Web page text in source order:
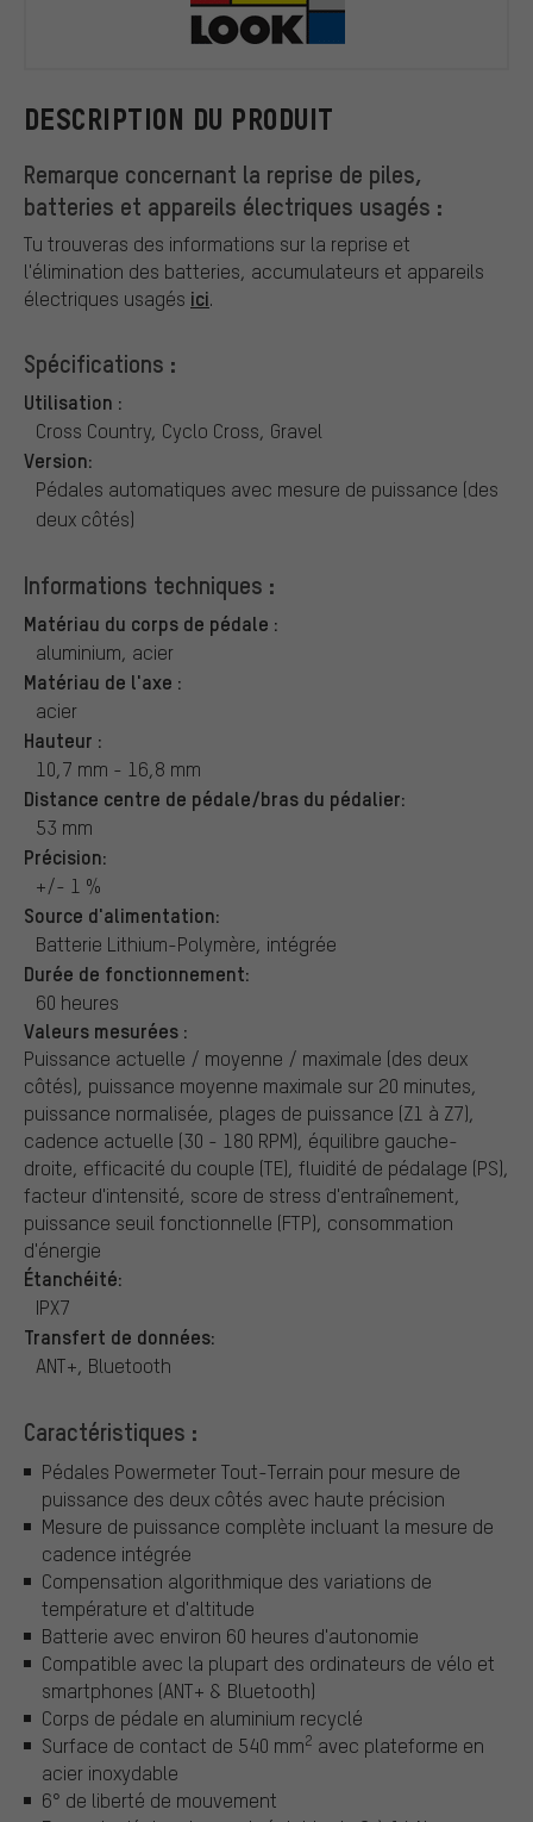
DESCRIPTION DU PRODUIT
Remarque concernant la reprise de piles,
batteries et appareils électriques usagés :
Tu trouveras des informations sur la reprise et
l'élimination des batteries, accumulateurs et appareils
électriques usagés ici.
Spécifications :
Utilisation :
Cross Country, Cyclo Cross, Gravel
Version:
Pédales automatiques avec mesure de puissance (des
deux côtés)
Informations techniques :
Matériau du corps de pédale :
aluminium, acier
Matériau de l'axe :
acier
Hauteur :
10,7 mm - 16,8 mm
Distance centre de pédale/bras du pédalier:
53 mm
Précision:
+/- 1 %
Source d'alimentation:
Batterie Lithium-Polymère, intégrée
Durée de fonctionnement:
60 heures
Valeurs mesurées :
Puissance actuelle / moyenne / maximale (des deux
côtés), puissance moyenne maximale sur 20 minutes,
puissance normalisée, plages de puissance (Z1 à Z7),
cadence actuelle (30 - 180 RPM), équilibre gauche-
droite, efficacité du couple (TE), fluidité de pédalage (PS),
facteur d'intensité, score de stress d'entraînement,
puissance seuil fonctionnelle (FTP), consommation
d'énergie
Étanchéité:
IPX7
Transfert de données:
ANT+, Bluetooth
Caractéristiques :
Pédales Powermeter Tout-Terrain pour mesure de
puissance des deux côtés avec haute précision
Mesure de puissance complète incluant la mesure de
cadence intégrée
Compensation algorithmique des variations de
température et d'altitude
Batterie avec environ 60 heures d'autonomie
Compatible avec la plupart des ordinateurs de vélo et
smartphones (ANT+ & Bluetooth)
Corps de pédale en aluminium recyclé
Surface de contact de 540 mm2 avec plateforme en
acier inoxydable
6° de liberté de mouvement